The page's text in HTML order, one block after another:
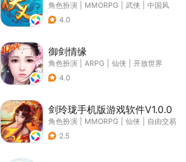
角色扮演 MMORPG 武侠
中国风
4.0
御剑情缘
角色扮演 ARPG 仙侠
开放世界
4.0
剑玲珑手机版游戏软件V1.0.0
角色扮演 MMORPG 仙侠
自由交易
2.5